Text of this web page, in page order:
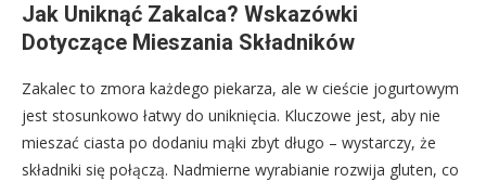
Jak Uniknąć Zakalca? Wskazówki
Dotyczące Mieszania Składników
Zakalec to zmora każdego piekarza, ale w cieście jogurtowym
jest stosunkowo łatwy do uniknięcia. Kluczowe jest, aby nie
mieszać ciasta po dodaniu mąki zbyt długo – wystarczy, że
składniki się połączą. Nadmierne wyrabianie rozwija gluten, co